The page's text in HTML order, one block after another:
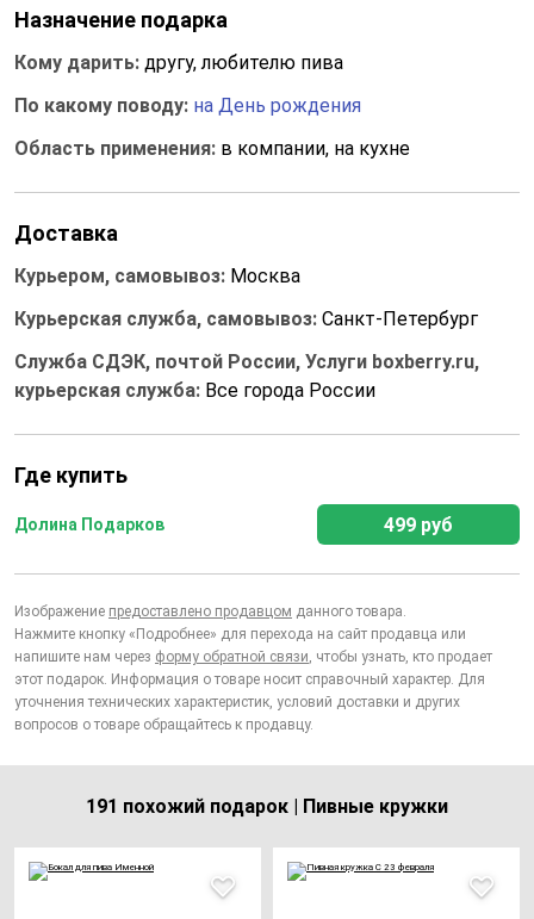
Назначение подарка
Кому дарить: другу, любителю пива
По какому поводу: на День рождения
Область применения: в компании, на кухне
Доставка
Курьером, самовывоз: Москва
Курьерская служба, самовывоз: Санкт-Петербург
Служба СДЭК, почтой России, Услуги boxberry.ru,
курьерская служба: Все города России
Где купить
Долина Подарков 499 руб
Изображение предоставлено продавцом данного товара.
Нажмите кнопку «Подробнее» для перехода на сайт продавца или
напишите нам через форму обратной связи, чтобы узнать, кто продает
этот подарок. Информация о товаре носит справочный характер. Для
уточнения технических характеристик, условий доставки и других
вопросов о товаре обращайтесь к продавцу.
191 похожий подарок | Пивные кружки